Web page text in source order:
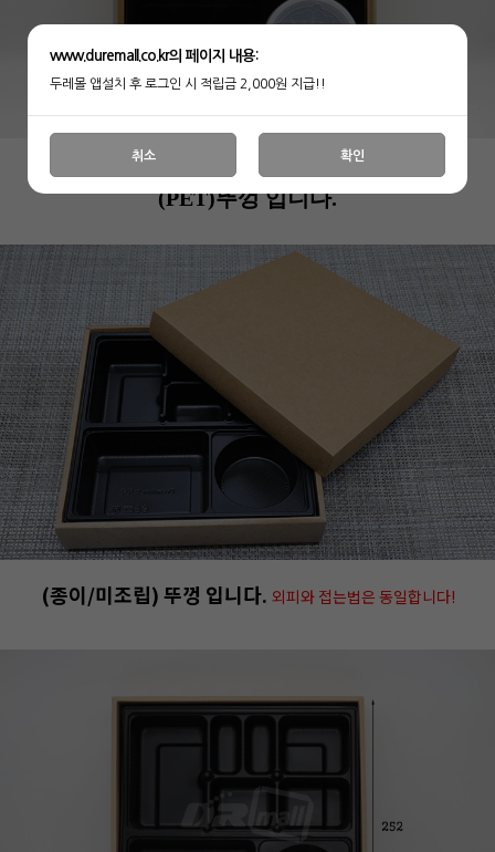
(PET)뚜껑 입니다.
(종이/미조립) 뚜껑 입니다. 외피와 접는법은 동일합니다!
www.duremall.co.kr의 페이지 내용:
두레몰 앱설치 후 로그인 시 적립금 2,000원 지급!!
취소 확인